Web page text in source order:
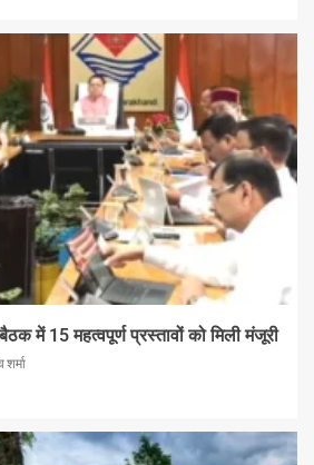
में 15 महत्वपूर्ण प्रस्तावों को मिली मंजूरी